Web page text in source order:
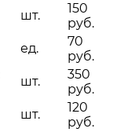
шт.
150
руб.
ед.
70
руб.
шт.
350
руб.
шт.
120
руб.